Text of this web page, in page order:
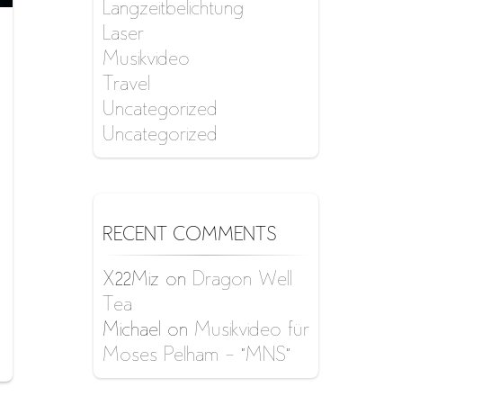
Langzeitbelichtung
Laser
Musikvideo
Travel
Uncategorized
Uncategorized
RECENT COMMENTS
X22Miz on Dragon Well
Tea
Michael on Musikvideo für
Moses Pelham – “MNS”